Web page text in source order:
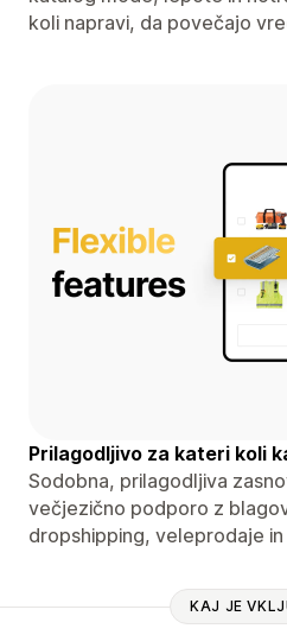
koli napravi, da povečajo
Prilagodljivo za kateri koli
Sodobna, prilagodljiva
večjezično podporo z
dropshipping, veleprodaje in
KAJ JE